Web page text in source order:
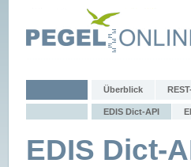
Überblick
EDIS Dict-API
EDIS Dict-